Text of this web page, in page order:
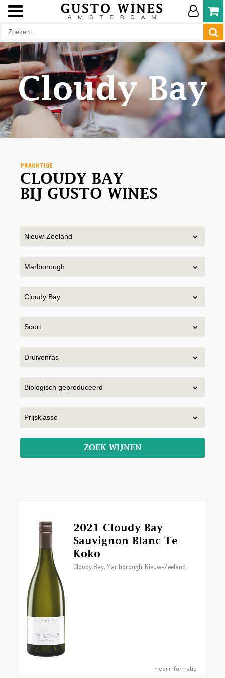
Cloudy Bay
PRACHTIGE
CLOUDY BAY
BIJ GUSTO WINES
ZOEK WIJNEN
2021 Cloudy Bay
Sauvignon Blanc Te
Koko
Cloudy Bay, Marlborough, Nieuw-Zeeland
meer informatie